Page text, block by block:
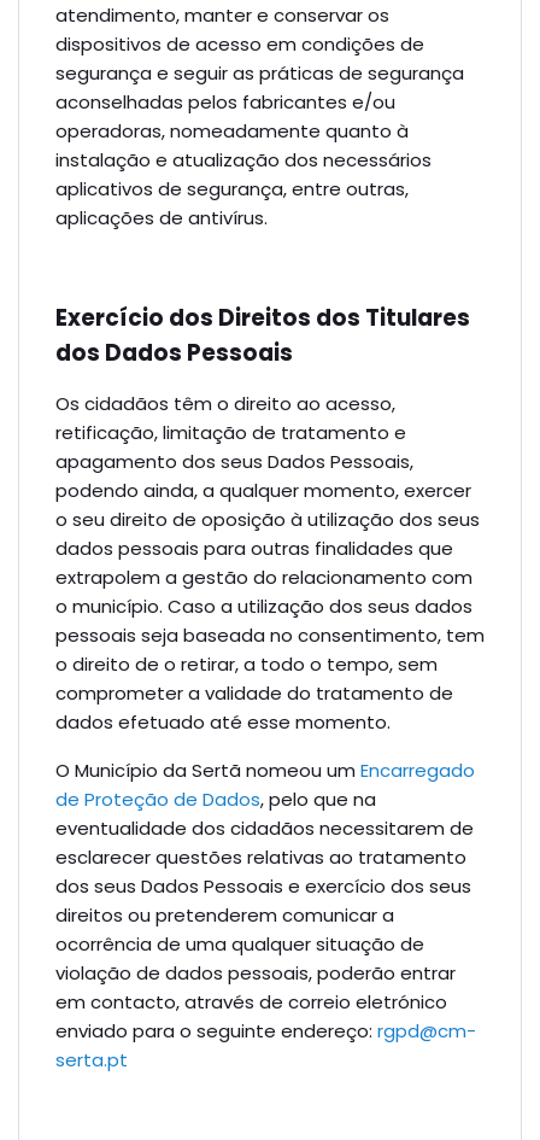
atendimento, manter e conservar os
dispositivos de acesso em condições de
segurança e seguir as práticas de segurança
aconselhadas pelos fabricantes e/ou
operadoras, nomeadamente quanto à
instalação e atualização dos necessários
aplicativos de segurança, entre outras,
aplicações de antivírus.
Exercício dos Direitos dos Titulares
dos Dados Pessoais
Os cidadãos têm o direito ao acesso,
retificação, limitação de tratamento e
apagamento dos seus Dados Pessoais,
podendo ainda, a qualquer momento, exercer
o seu direito de oposição à utilização dos seus
dados pessoais para outras finalidades que
extrapolem a gestão do relacionamento com
o município. Caso a utilização dos seus dados
pessoais seja baseada no consentimento, tem
o direito de o retirar, a todo o tempo, sem
comprometer a validade do tratamento de
dados efetuado até esse momento.
O Município da Sertã nomeou um Encarregado
de Proteção de Dados, pelo que na
eventualidade dos cidadãos necessitarem de
esclarecer questões relativas ao tratamento
dos seus Dados Pessoais e exercício dos seus
direitos ou pretenderem comunicar a
ocorrência de uma qualquer situação de
violação de dados pessoais, poderão entrar
em contacto, através de correio eletrónico
enviado para o seguinte endereço: rgpd@cm-
serta.pt